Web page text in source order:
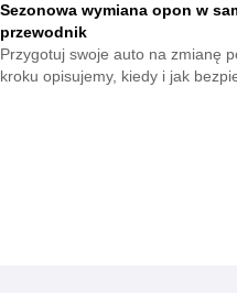
Sezonowa wymiana opon w
przewodnik
Przygotuj swoje auto na zmianę
kroku opisujemy, kiedy i jak